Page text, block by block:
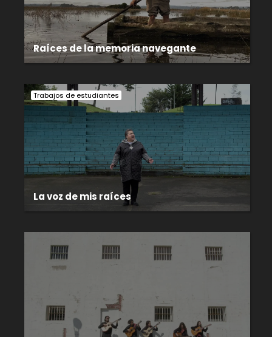
Raíces de la memoria navegante
Trabajos de estudiantes
La voz de mis raíces